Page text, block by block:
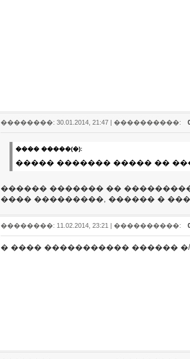
��������: 30.01.2014, 21:47 | ����������:
���� �����(�):
����� ������� ����� ��
������ ������� ��
���� ���������, ������ �
��������: 11.02.2014, 23:21 | ����������:
� ���� ����������� ������